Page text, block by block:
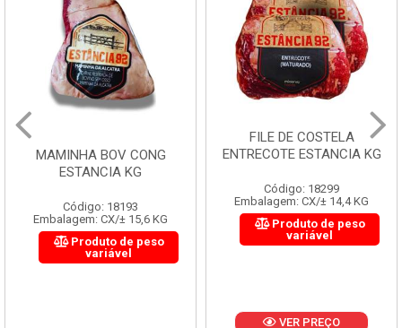
MAMINHA BOV CONG
ESTANCIA KG
Código: 18193
Embalagem: CX/± 15,6 KG
Produto de peso
variável
FILE DE COSTELA
ENTRECOTE ESTANCIA KG
Código: 18299
Embalagem: CX/± 14,4 KG
Produto de peso
variável
VER PREÇO